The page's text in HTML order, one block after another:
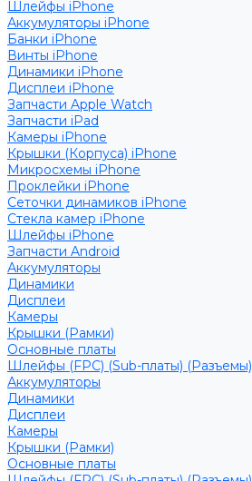
Шлейфы iPhone
Аккумуляторы iPhone
Банки iPhone
Винты iPhone
Динамики iPhone
Дисплеи iPhone
Запчасти Apple Watch
Запчасти iPad
Камеры iPhone
Крышки (Корпуса) iPhone
Микросхемы iPhone
Проклейки iPhone
Сеточки динамиков iPhone
Стекла камер iPhone
Шлейфы iPhone
Запчасти Android
Аккумуляторы
Динамики
Дисплеи
Камеры
Крышки (Рамки)
Основные платы
Шлейфы (FPC) (Sub-платы) (Разъемы)
Аккумуляторы
Динамики
Дисплеи
Камеры
Крышки (Рамки)
Основные платы